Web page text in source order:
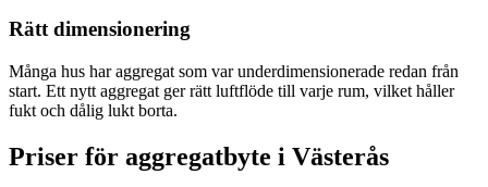
Rätt dimensionering
Många hus har aggregat som var underdimensionerade redan från
start. Ett nytt aggregat ger rätt luftflöde till varje rum, vilket håller
fukt och dålig lukt borta.
Priser för aggregatbyte i Västerås